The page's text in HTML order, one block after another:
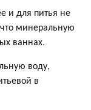
и для питья не
минеральную
ваннах.
воду,
в